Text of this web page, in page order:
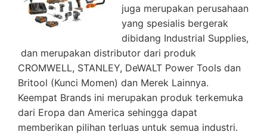
juga merupakan perusahaan
yang spesialis bergerak
dibidang Industrial Supplies,
dan merupakan distributor dari produk
CROMWELL, STANLEY, DeWALT Power Tools dan
Britool (Kunci Momen) dan Merek Lainnya.
Keempat Brands ini merupakan produk terkemuka
dari Eropa dan America sehingga dapat
memberikan pilihan terluas untuk semua industri.